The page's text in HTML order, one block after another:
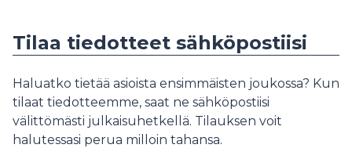
Tilaa tiedotteet sähköpostiisi
Haluatko tietää asioista ensimmäisten joukossa? Kun
tilaat tiedotteemme, saat ne sähköpostiisi
välittömästi julkaisuhetkellä. Tilauksen voit
halutessasi perua milloin tahansa.